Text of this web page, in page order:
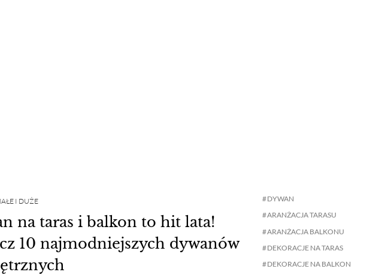
I DUŻE
na taras i balkon to hit lata!
10 najmodniejszych dywanów
DYWAN
ARANŻACJA TARASU
ARANŻACJA BALKONU
DEKORACJE NA TARAS
DEKORACJE NA BALKON